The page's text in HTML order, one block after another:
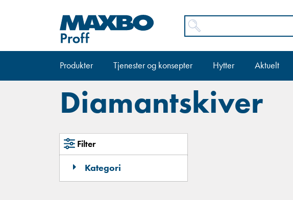
Produkter Tjenester og konsepter Hytter Aktuelt
Diamantskiver
Filter
Kategori